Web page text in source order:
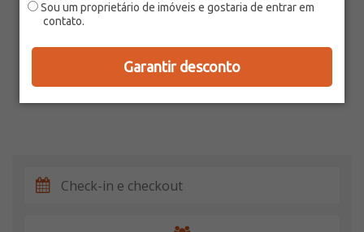
Sou um proprietário de imóveis e gostaria de entrar em
contato.
Garantir desconto